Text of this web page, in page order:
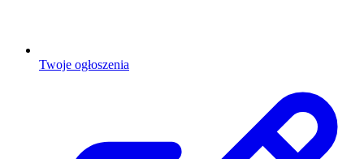
Twoje ogłoszenia